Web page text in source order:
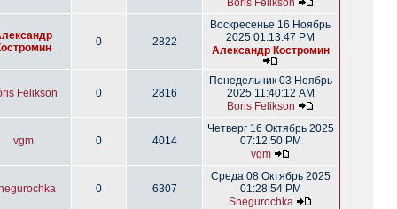
Boris Felikson
0 2822
Воскресенье 16 Ноябрь
2025 01:13:47 PM
Александр Костромин
Felikson 0 2816
Понедельник 03 Ноябрь
2025 11:40:12 AM
Boris Felikson
vgm 0 4014
Четверг 16 Октябрь 2025
07:12:50 PM
vgm
0 6307
Среда 08 Октябрь 2025
01:28:54 PM
Snegurochka